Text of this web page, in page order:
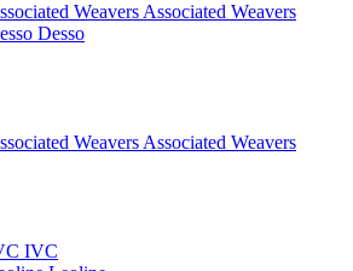
Associated Weavers
Desso
Associated Weavers
IVC